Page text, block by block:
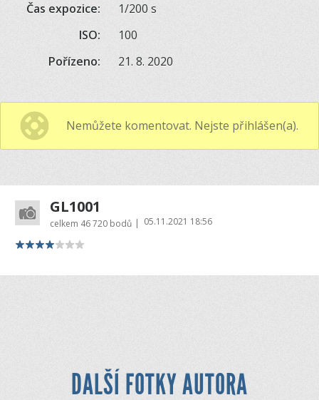
Čas expozice:
1/200 s
ISO:
100
Pořízeno:
21. 8. 2020
Nemůžete komentovat. Nejste přihlášen(a).
GL1001
celkem 46 720 bodů 05.11.2021 18:56
DALŠÍ FOTKY AUTORA